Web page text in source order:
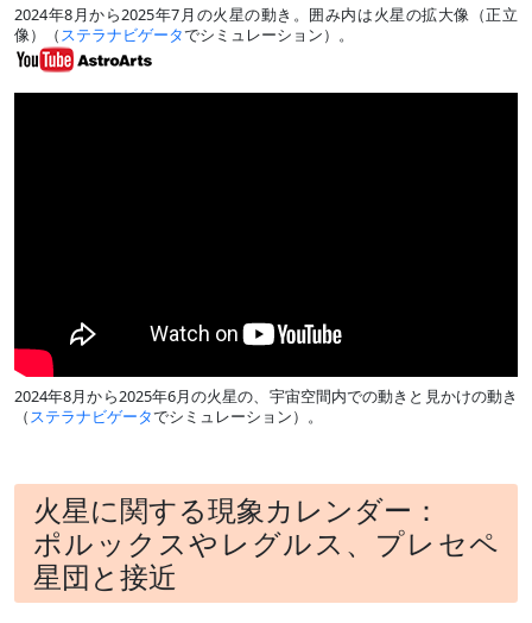
2024年8月から2025年7月の火星の動き。囲み内は火星の拡大像（正立
像）（ステラナビゲータでシミュレーション）。
2024年8月から2025年6月の火星の、宇宙空間内での動きと見かけの動き
（ステラナビゲータでシミュレーション）。
火星に関する現象カレンダー：
ポルックスやレグルス、プレセペ
星団と接近